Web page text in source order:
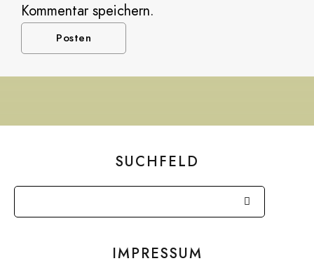
Kommentar speichern.
SUCHFELD
IMPRESSUM